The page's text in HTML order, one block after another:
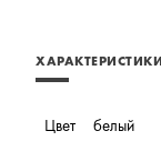
ХАРАКТЕРИСТИКИ
Цвет белый